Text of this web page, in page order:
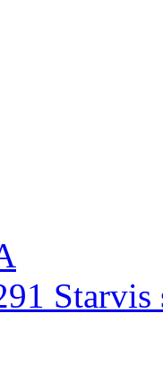
Starvis